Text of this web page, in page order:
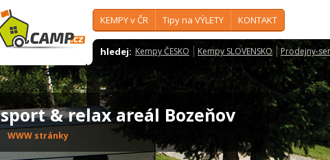
KEMPY v ČR Tipy na VÝLETY KONTAKT
hledej: Kempy ČESKO Kempy SLOVENSKO Prodejny-
sport & relax areál Bozeňov
WWW stránky